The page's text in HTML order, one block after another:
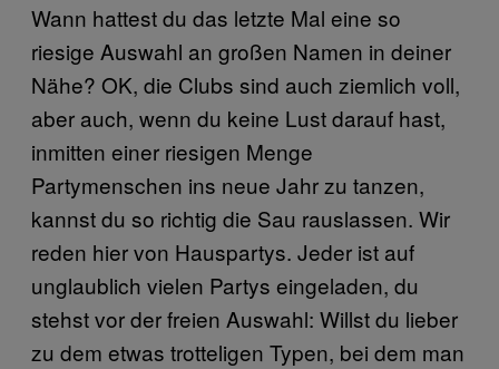
Wann hattest du das letzte Mal eine so
riesige Auswahl an großen Namen in deiner
Nähe? OK, die Clubs sind auch ziemlich voll,
aber auch, wenn du keine Lust darauf hast,
inmitten einer riesigen Menge
Partymenschen ins neue Jahr zu tanzen,
kannst du so richtig die Sau rauslassen. Wir
reden hier von Hauspartys. Jeder ist auf
unglaublich vielen Partys eingeladen, du
stehst vor der freien Auswahl: Willst du lieber
zu dem etwas trotteligen Typen, bei dem man